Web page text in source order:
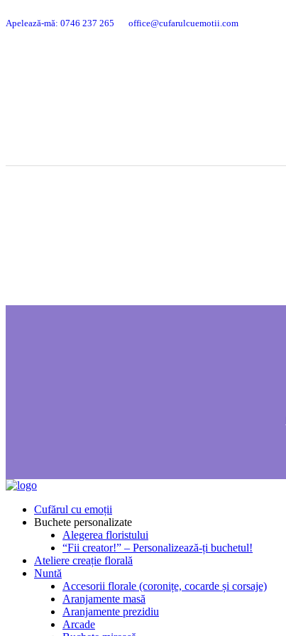
Apelează-mă: 0746 237 265 office@cufarulcuemotii.com
Cufărul cu emoții
Buchete personalizate
Alegerea floristului
“Fii creator!” – Personalizează-ți buchetul!
Ateliere creație florală
Nuntă
Accesorii florale (coronițe, cocarde și corsaje)
Aranjamente masă
Aranjamente prezidiu
Arcade